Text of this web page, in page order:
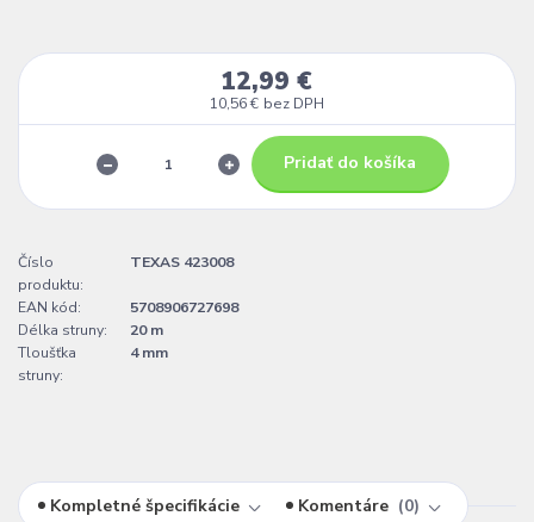
12,99 €
10,56 € bez DPH
Pridať do košíka
Číslo
produktu:
TEXAS 423008
EAN kód:
5708906727698
Délka struny:
20 m
Tloušťka
struny:
4 mm
Kompletné špecifikácie Komentáre 0